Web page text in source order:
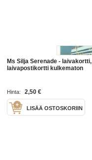
Ms Silja Serenade - laivakortti,
laivapostikortti kulkematon
Hinta: 2,50 €
LISÄÄ OSTOSKORIIN